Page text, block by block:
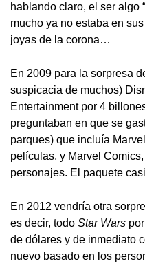
hablando claro, el ser algo
mucho ya no estaba en
joyas de la corona…
En 2009 para la sorpresa
suspicacia de muchos)
Entertainment por 4
preguntaban en que se
parques) que incluía
películas, y Marvel
personajes. El paquete
En 2012 vendría otra
es decir, todo Star Wars
de dólares y de inmediato
nuevo basado en los